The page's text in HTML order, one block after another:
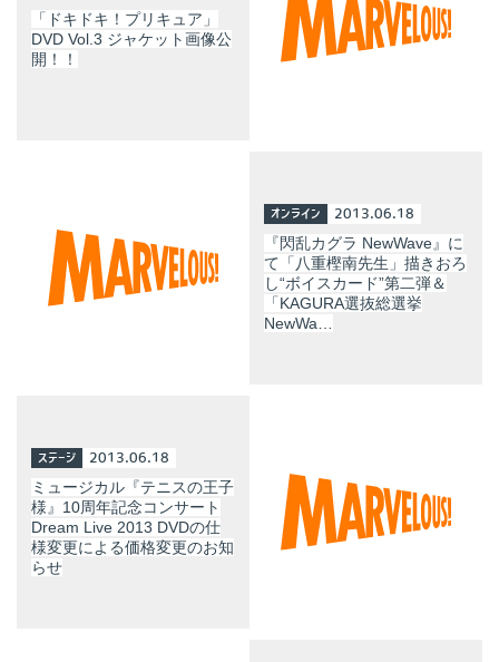
「ドキドキ！プリキュア」
DVD Vol.3 ジャケット画像公
開！！
オンライン 2013.06.18
『閃乱カグラ NewWave』に
て「八重樫南先生」描きおろ
し“ボイスカード”第二弾＆
「KAGURA選抜総選挙
NewWa…
ステージ 2013.06.18
ミュージカル『テニスの王子
様』10周年記念コンサート
Dream Live 2013 DVDの仕
様変更による価格変更のお知
らせ